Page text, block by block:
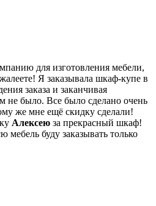
для изготовления мебели,
Я заказывала шкаф-купе в
заказа и заканчивая
не было. Все было сделано очень
же мне ещё скидку сделали!
Алексею за прекрасный шкаф!
мебель буду заказывать только